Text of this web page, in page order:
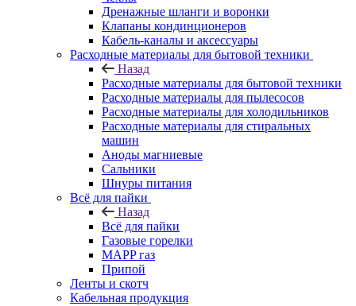
Дренажные шланги и воронки
Клапаны кондинционеров
Кабель-каналы и аксессуары
Расходные материалы для бытовой техники
Назад
Расходные материалы для бытовой техники
Расходные материалы для пылесосов
Расходные материалы для холодильников
Расходные материалы для стиральных
машин
Аноды магниевые
Сальники
Шнуры питания
Всё для пайки
Назад
Всё для пайки
Газовые горелки
MAPP газ
Припой
Ленты и скотч
Кабельная продукция